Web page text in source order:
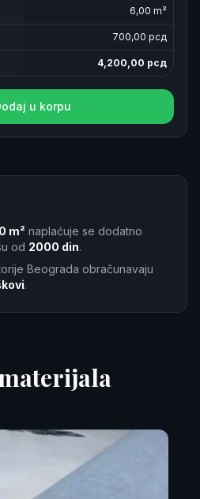
6,00 m²
700,00 рсд
4,200,00 рсд
u korpu
m² naplaćuje se dodatno
od 2000 din.
Beograda obračunavaju
.